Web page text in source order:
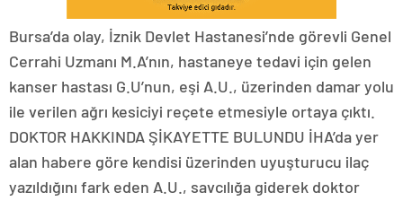
Bursa’da olay, İznik Devlet Hastanesi’nde görevli Genel
Cerrahi Uzmanı M.A’nın, hastaneye tedavi için gelen
kanser hastası G.U’nun, eşi A.U., üzerinden damar yolu
ile verilen ağrı kesiciyi reçete etmesiyle ortaya çıktı.
DOKTOR HAKKINDA ŞİKAYETTE BULUNDU İHA’da yer
alan habere göre kendisi üzerinden uyuşturucu ilaç
yazıldığını fark eden A.U., savcılığa giderek doktor